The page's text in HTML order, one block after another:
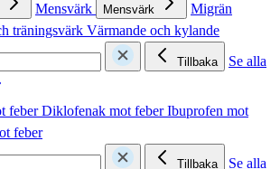
Mensvärk Mensvärk
Migrän
träningsvärk Värmande och kylande
Tillbaka
Se alla
feberDiklofenak mot feberIbuprofen mot
feber
Tillbaka
Se alla